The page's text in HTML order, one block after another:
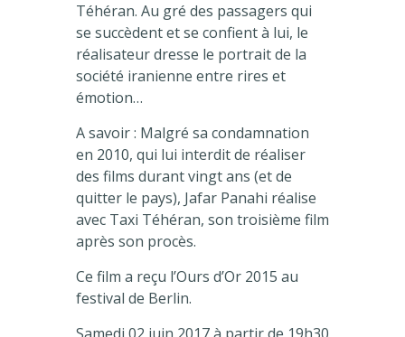
Téhéran. Au gré des passagers qui
se succèdent et se confient à lui, le
réalisateur dresse le portrait de la
société iranienne entre rires et
émotion…
A savoir : Malgré sa condamnation
en 2010, qui lui interdit de réaliser
des films durant vingt ans (et de
quitter le pays), Jafar Panahi réalise
avec Taxi Téhéran, son troisième film
après son procès.
Ce film a reçu l’Ours d’Or 2015 au
festival de Berlin.